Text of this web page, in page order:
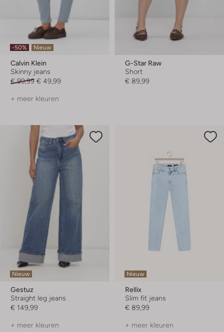
-50% Nieuw
Calvin Klein
Skinny jeans
€ 99,99 € 49,99
+ meer kleuren
G-Star Raw
Short
€ 89,99
Nieuw
Gestuz
Straight leg jeans
€ 149,99
+ meer kleuren
Nieuw
Rellix
Slim fit jeans
€ 89,99
+ meer kleuren